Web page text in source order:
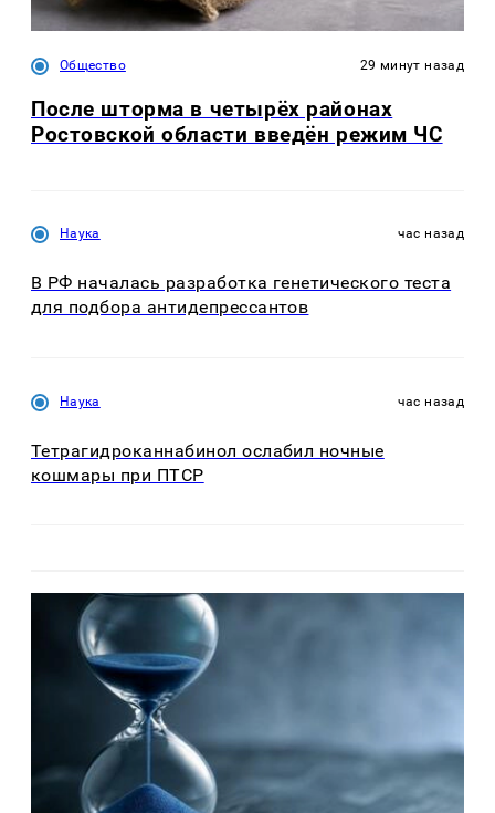
Общество 29 минут назад
После шторма в четырёх районах
Ростовской области введён режим ЧС
Наука час назад
В РФ началась разработка генетического теста
для подбора антидепрессантов
Наука час назад
Тетрагидроканнабинол ослабил ночные
кошмары при ПТСР